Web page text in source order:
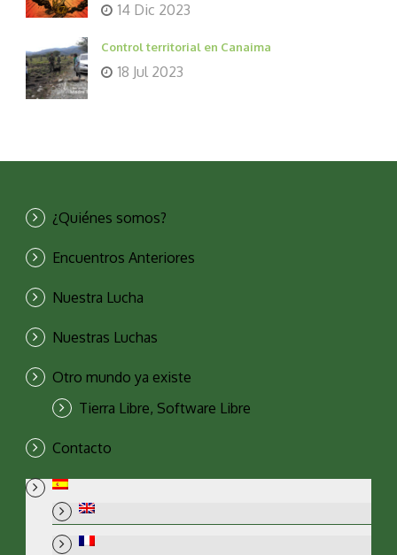
14 Dic 2023
Control territorial en Canaima
18 Jul 2023
¿Quiénes somos?
Encuentros Anteriores
Nuestra Lucha
Nuestras Luchas
Otro mundo ya existe
Tierra Libre, Software Libre
Contacto